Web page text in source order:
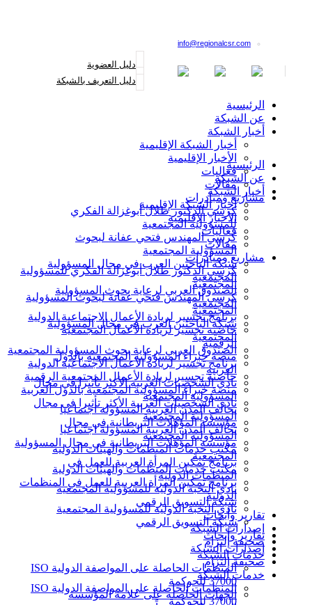
info@regionalcsr.com
دليل العضوية
دليل التعريف بالشبكة
الرئيسية
عن الشبكة
أخبار الشبكة
أخبار الشبكة الإقليمية
الأخبار الإقليمية
فعاليات
مقالات
مشاريع ومبادرات
كرسي الدكتور طلال أبوغزالة الفكري
للمسؤولية المجتمعية
كرسي المهندس فتحي عفانة لبحوث
المسؤولية المجتمعية
شبكة الباحثين العرب في مجال المسؤولية
المجتمعية
الصندوق العربي لرعاية بحوث المسؤولية
المجتمعية
برنامج تجسير لريادة الأعمال الاجتماعية الدولية
حاضنة تجسير لريادة الأعمال المجتمعية
الرقمية
منصة خبراء المسؤولية المجتمعية بالدول
العربية
نادي الشخصيات العربية الأكثر تأثيرا في مجال
المسؤولية المجتمعية
تحالف المدن العربية المسؤولة اجتماعيا
مؤسسة المؤهلات البريطانية في مجال
المسؤولية المجتمعية
مكتب خدمات المنظمات والهيئات الدولية
برنامج تمكين المرأة العربية للعمل في
المنظمات الدولية
نادي النخبة الدولية للمسؤولية المجتمعية
شبكة التسويق الرقمي
تقارير وأبحاث
إصدارات الشبكة
صحيفة إلتزام
خدمات الشبكة
المنظمات الحاصلة على المواصفة الدولية ISO
37000 للحوكمة
الجهات الحاصلة على علامة المؤسسة
الرئيسية
عن الشبكة
أخبار الشبكة
أخبار الشبكة الإقليمية
الأخبار الإقليمية
فعاليات
مقالات
مشاريع ومبادرات
كرسي الدكتور طلال أبوغزالة الفكري للمسؤولية
المجتمعية
كرسي المهندس فتحي عفانة لبحوث المسؤولية
المجتمعية
شبكة الباحثين العرب في مجال المسؤولية
المجتمعية
الصندوق العربي لرعاية بحوث المسؤولية المجتمعية
برنامج تجسير لريادة الأعمال الاجتماعية الدولية
حاضنة تجسير لريادة الأعمال المجتمعية الرقمية
منصة خبراء المسؤولية المجتمعية بالدول العربية
نادي الشخصيات العربية الأكثر تأثيرا في مجال
المسؤولية المجتمعية
تحالف المدن العربية المسؤولة اجتماعيا
مؤسسة المؤهلات البريطانية في مجال المسؤولية
المجتمعية
مكتب خدمات المنظمات والهيئات الدولية
برنامج تمكين المرأة العربية للعمل في المنظمات
الدولية
نادي النخبة الدولية للمسؤولية المجتمعية
شبكة التسويق الرقمي
تقارير وأبحاث
إصدارات الشبكة
صحيفة إلتزام
خدمات الشبكة
المنظمات الحاصلة على المواصفة الدولية ISO
37000 للحوكمة